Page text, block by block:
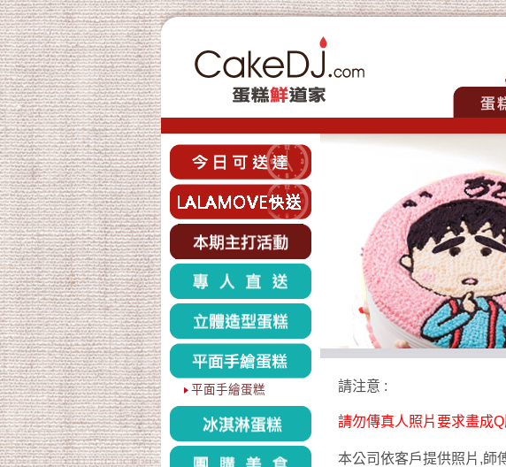
平面手繪蛋糕 請注意 :
請勿傳真人照片要求畫成
本公司依客戶提供照片,師